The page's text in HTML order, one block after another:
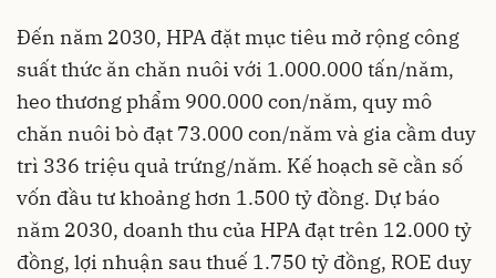
Đến năm 2030, HPA đặt mục tiêu mở rộng công
suất thức ăn chăn nuôi với 1.000.000 tấn/năm,
heo thương phẩm 900.000 con/năm, quy mô
chăn nuôi bò đạt 73.000 con/năm và gia cầm duy
trì 336 triệu quả trứng/năm. Kế hoạch sẽ cần số
vốn đầu tư khoảng hơn 1.500 tỷ đồng. Dự báo
năm 2030, doanh thu của HPA đạt trên 12.000 tỷ
đồng, lợi nhuận sau thuế 1.750 tỷ đồng, ROE duy